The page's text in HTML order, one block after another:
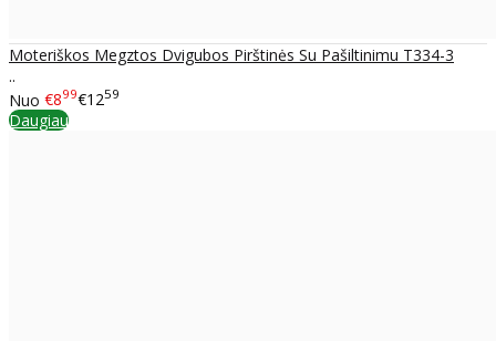
Moteriškos Megztos Dvigubos Pirštinės Su Pašiltinimu T334-3
..
Nuo €899€1259
Daugiau